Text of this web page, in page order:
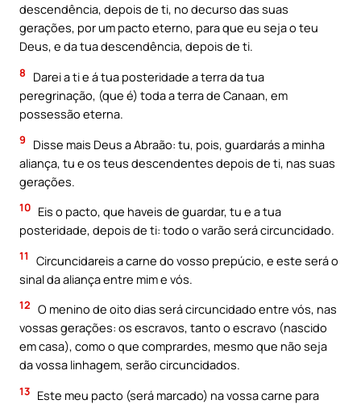
descendência, depois de ti, no decurso das suas
gerações, por um pacto eterno, para que eu seja o teu
Deus, e da tua descendência, depois de ti.
8
Darei a ti e á tua posteridade a terra da tua
peregrinação, (que é) toda a terra de Canaan, em
possessão eterna.
9
Disse mais Deus a Abraão: tu, pois, guardarás a minha
aliança, tu e os teus descendentes depois de ti, nas suas
gerações.
10 Eis o pacto, que haveis de guardar, tu e a tua
posteridade, depois de ti: todo o varão será circuncidado.
11
Circuncidareis a carne do vosso prepúcio, e este será o
sinal da aliança entre mim e vós.
12 O menino de oito dias será circuncidado entre vós, nas
vossas gerações: os escravos, tanto o escravo (nascido
em casa), como o que comprardes, mesmo que não seja
da vossa linhagem, serão circuncidados.
13 Este meu pacto (será marcado) na vossa carne para